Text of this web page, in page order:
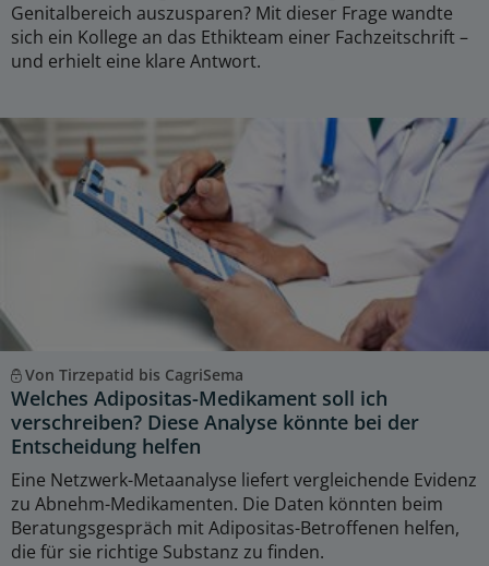
Genitalbereich auszusparen? Mit dieser Frage wandte
sich ein Kollege an das Ethikteam einer Fachzeitschrift –
und erhielt eine klare Antwort.
Von Tirzepatid bis CagriSema
Welches Adipositas-Medikament soll ich
verschreiben? Diese Analyse könnte bei der
Entscheidung helfen
Eine Netzwerk-Metaanalyse liefert vergleichende Evidenz
zu Abnehm-Medikamenten. Die Daten könnten beim
Beratungsgespräch mit Adipositas-Betroffenen helfen,
die für sie richtige Substanz zu finden.